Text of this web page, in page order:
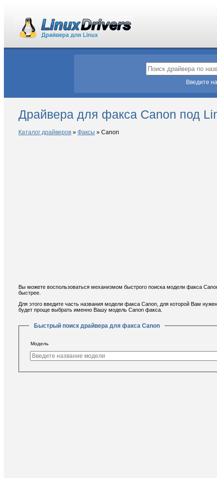
Введите
Драйвера для факса Canon под
Каталог драйверов » Факсы » Canon
Вы можете воспользоваться механизмом быстрого поиска модели факса
быстрее.
Для этого введите часть названия модели факса Canon, для которой Вам
будет проще выбрать именно Вашу модель Canon факса.
Быстрый поиск драйвера для факса Canon
Модель